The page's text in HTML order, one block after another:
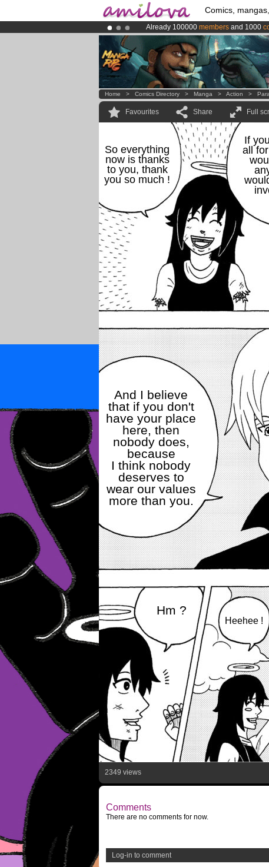
Comics,
Already 100000 members and 1000
Premium membership from3.95 euros
AmilovaKickstarter is now LIVE!.
Home > Comics Directory > Manga > Action >
Favourites Share Full
If
all
So everything
now is thanks
to you, thank
you so much !
And I believe
that if you don't
have your place
here, then
nobody does,
because
I think nobody
deserves to
wear our values
more than you.
Heehee !
Hm ?
2349 views
Comments
There are no comments for now.
Log-in to comment